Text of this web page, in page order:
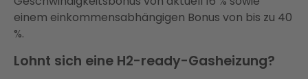
einem einkommensabhängigen Bonus von bis zu 40
%.
Lohnt sich eine H2-ready-Gasheizung?